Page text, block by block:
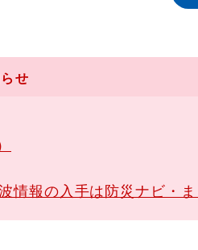
せ
報の入手は防災ナビ・ま